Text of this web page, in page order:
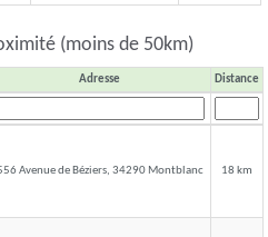
(moins de 50km)
Adresse Distance
Avenue de Béziers, 34290 Montblanc 18 km